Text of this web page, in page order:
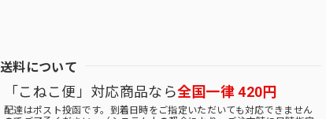
送料について
「こねこ便」対応商品なら全国一律 420円
配達はポスト投函です。到着日時をご指定いただいても対応できません